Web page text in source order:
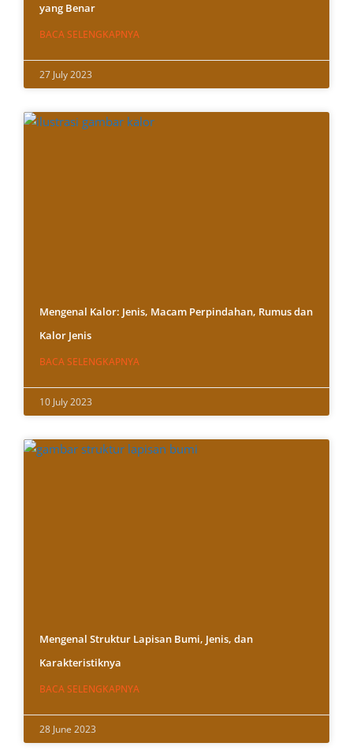
yang Benar
BACA SELENGKAPNYA
27 July 2023
Mengenal Kalor: Jenis, Macam Perpindahan, Rumus dan
Kalor Jenis
BACA SELENGKAPNYA
10 July 2023
Mengenal Struktur Lapisan Bumi, Jenis, dan
Karakteristiknya
BACA SELENGKAPNYA
28 June 2023